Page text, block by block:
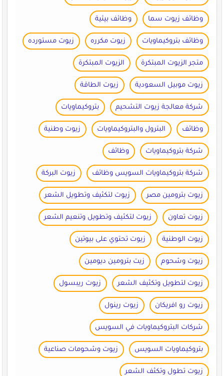
وظائف زيوت سما وظائف بيئية
وظائف بتروكيماويات زيوت مكرره زيوت مستورده
متجر الزيوت المبتكرة الزيوت المبتكرة
زيوت موبيل السعودية زيوت الطاقة
شركة معالجة زيوت التشحيم بتروكيماويات
وظائف البترول والبتروكيماويات زيوت وطنية
شركة بتروكيماويات وظائف
شركة بتروكيماويات السويس وظائف زيوت البركة
زيوت بترومين مصر زيوت لتكثيف وتطويل الشعر
زيوت تعاون زيوت لتكثيف وتطويل وتنعيم الشعر
زيوت الوطنية زيوت تحتوي على بيوتين
زيوت وشحوم زيت بترومين ديومين
زيوت لتطويل وتكثيف الشعر زيوت ريبسول
زيوت رو افريكان زيوت رينول
شركات البتروكيماويات في السويس
بتروكيماويات السويس زيوت وشحومات صناعية
زيوت تطول وتكثف الشعر